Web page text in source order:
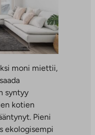
moni miettii,
syntyy
kotien
Pieni
ekologisempi